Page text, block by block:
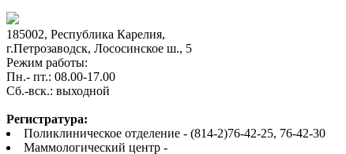
185002, Республика Карелия,
г.Петрозаводск, Лососинское ш., 5
Режим работы:
Пн.- пт.: 08.00-17.00
Cб.-вск.: выходной
Регистратура:
Поликлиническое отделение - (814-2)76-42-25, 76-42-30
Маммологический центр -